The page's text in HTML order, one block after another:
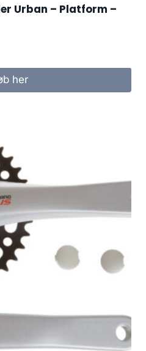
Urban – Platform –
her